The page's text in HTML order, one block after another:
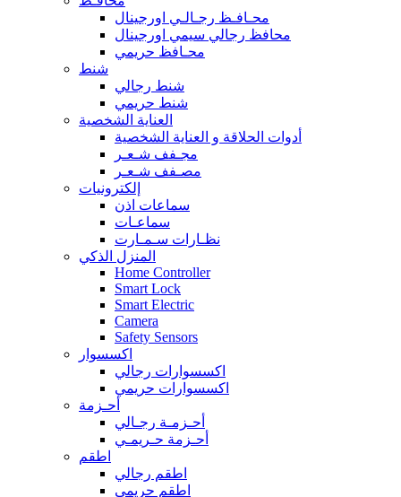
محـافـظ رجـالـي اورجينال
محافظ رجالي سيمي اورجينال
محـافظ حريمي
شنط
شنط رجالي
شنط حريمي
العناية الشخصية
أدوات الحلاقة و العناية الشخصية
مجـفف شـعـر
مصـفف شـعـر
إلكترونيات
سماعات اذن
سماعـات
نظـارات سـمـارت
المنزل الذكي
Home Controller
Smart Lock
Smart Electric
Camera
Safety Sensors
اكسسوار
اكسسوارات رجالي
اكسسوارات حريمي
أحـزمة
أحـزمـة رجـالي
أحـزمة حـريمـي
اطقم
اطقم رجالي
اطقم حريمي